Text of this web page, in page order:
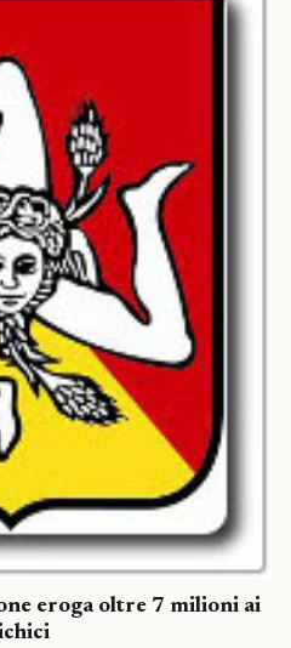
eroga oltre 7 milioni ai